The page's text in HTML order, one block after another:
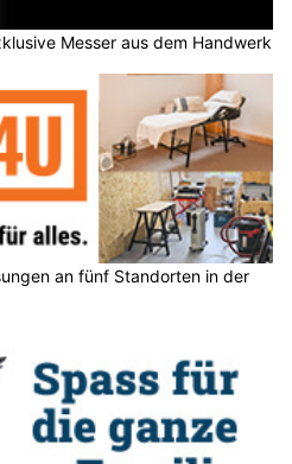
Messer aus dem Handwerk
an fünf Standorten in der